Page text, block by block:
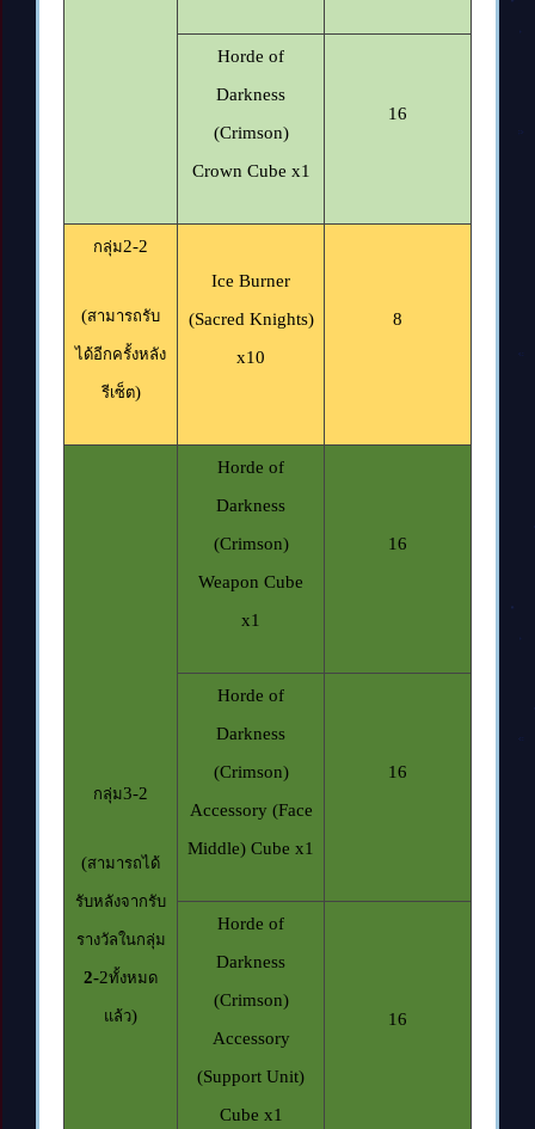
Horde of
Darkness
(Crimson)
Crown Cube x1
16
กลุ่ม2-2
(สามารถรับ
ได้อีกครั้งหลัง
รีเซ็ต)
Ice Burner
(Sacred Knights)
x10
8
กลุ่ม3-2
(สามารถได้
รับหลังจากรับ
รางวัลในกลุ่ม
2-2ทั้งหมด
แล้ว)
Horde of
Darkness
(Crimson)
Weapon Cube
x1
16
Horde of
Darkness
(Crimson)
Accessory (Face
Middle) Cube x1
16
Horde of
Darkness
(Crimson)
Accessory
(Support Unit)
Cube x1
16